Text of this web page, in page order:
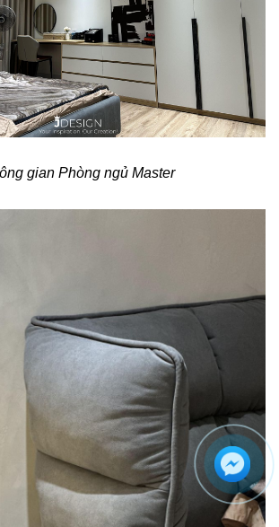
gian Phòng ngủ Master